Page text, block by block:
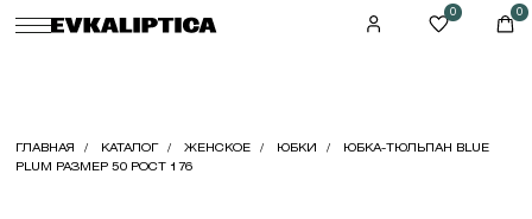
0 0
ГЛАВНАЯ КАТАЛОГ ЖЕНСКОЕ ЮБКИ
ЮБКА-ТЮЛЬПАН BLUE
PLUM РАЗМЕР 50 РОСТ 176